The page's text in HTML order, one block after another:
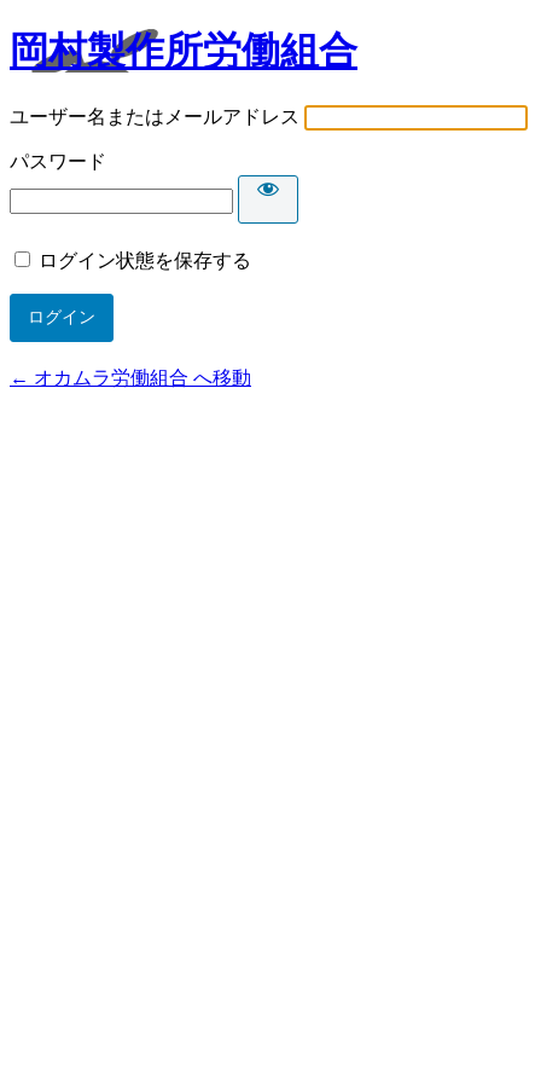
岡村製作所労働組合
ユーザー名またはメールアドレス
パスワード
ログイン状態を保存する
← オカムラ労働組合 へ移動